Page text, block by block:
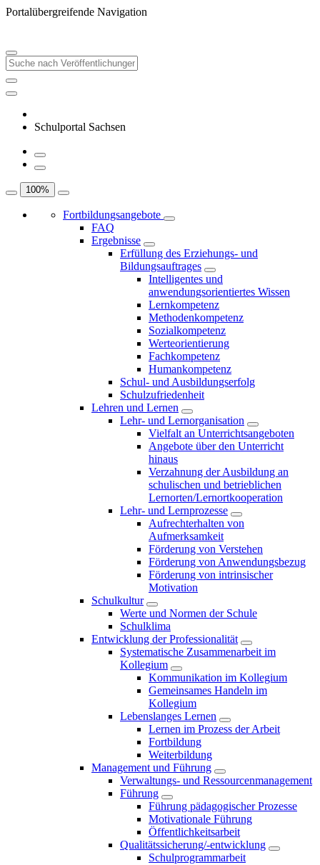
Portalübergreifende Navigation
Schulportal Sachsen
100%
Fortbildungsangebote
FAQ
Ergebnisse
Erfüllung des Erziehungs- und
Bildungsauftrages
Intelligentes und
anwendungsorientiertes Wissen
Lernkompetenz
Methodenkompetenz
Sozialkompetenz
Werteorientierung
Fachkompetenz
Humankompetenz
Schul- und Ausbildungserfolg
Schulzufriedenheit
Lehren und Lernen
Lehr- und Lernorganisation
Vielfalt an Unterrichtsangeboten
Angebote über den Unterricht
hinaus
Verzahnung der Ausbildung an
schulischen und betrieblichen
Lernorten/Lernortkooperation
Lehr- und Lernprozesse
Aufrechterhalten von
Aufmerksamkeit
Förderung von Verstehen
Förderung von Anwendungsbezug
Förderung von intrinsischer
Motivation
Schulkultur
Werte und Normen der Schule
Schulklima
Entwicklung der Professionalität
Systematische Zusammenarbeit im
Kollegium
Kommunikation im Kollegium
Gemeinsames Handeln im
Kollegium
Lebenslanges Lernen
Lernen im Prozess der Arbeit
Fortbildung
Weiterbildung
Management und Führung
Verwaltungs- und Ressourcenmanagement
Führung
Führung pädagogischer Prozesse
Motivationale Führung
Öffentlichkeitsarbeit
Qualitätssicherung/-entwicklung
Schulprogrammarbeit